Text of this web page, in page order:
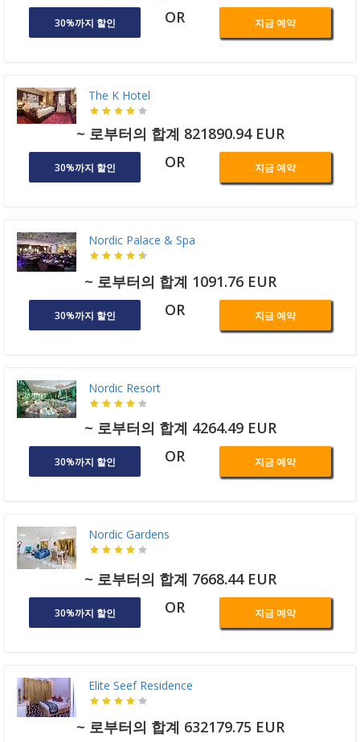
30%까지 할인 OR 지금 예약
The K Hotel
~ 로부터의 합계 821890.94 EUR
30%까지 할인 OR 지금 예약
Nordic Palace & Spa
~ 로부터의 합계 1091.76 EUR
30%까지 할인 OR 지금 예약
Nordic Resort
~ 로부터의 합계 4264.49 EUR
30%까지 할인 OR 지금 예약
Nordic Gardens
~ 로부터의 합계 7668.44 EUR
30%까지 할인 OR 지금 예약
Elite Seef Residence
~ 로부터의 합계 632179.75 EUR